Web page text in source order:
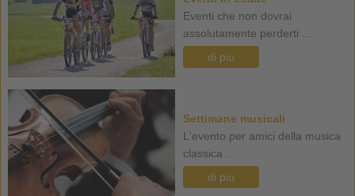
Eventi che non dovrai
assolutamente perderti ...
di più
Settimane musicali
L'evento per amici della musica
classica ...
di più